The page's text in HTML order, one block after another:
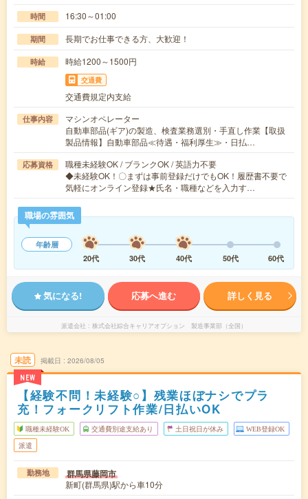
時間 16:30～01:00
期間 長期でお仕事できる方、大歓迎！
時給 時給1200～1500円
交通費
交通費規定内支給
仕事内容
マシンオペレーター
自動車部品(ギア)の製造、検査業務選別・手直し作業【取扱
製品情報】自動車部品≪待遇・福利厚生≫・日払…
応募資格
職種未経験OK / ブランクOK / 英語力不要
◆未経験OK！〇まずは事前登録だけでもOK！履歴書不要で
気軽にオンライン登録★氏名・職種などを入力す…
職場の雰囲気
年齢層
20代
30代 40代 50代 60代
気になる! 応募へ進む 詳しく見る
派遣会社 株式会社綜合キャリアオプション 製造事業部（全国）
未読
NEW
掲載日 2026/08/05
【経験不問！未経験○】残業ほぼナシでプラ
充！フォークリフト作業/日払いOK
職種未経験OK 交通費別途支給あり 土日祝日が休み WEB登録OK
派遣
勤務地 群馬県藤岡市
新町(群馬県)駅から車10分